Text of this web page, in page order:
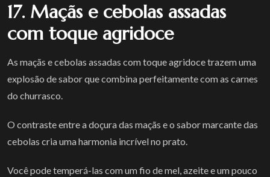
17. Maçãs e cebolas assadas
com toque agridoce
As maçãs e cebolas assadas com toque agridoce trazem uma
explosão de sabor que combina perfeitamente com as carnes
do churrasco.
O contraste entre a doçura das maçãs e o sabor marcante das
cebolas cria uma harmonia incrível no prato.
Você pode temperá-las com um fio de mel, azeite e um pouco